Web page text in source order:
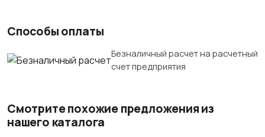
Способы оплаты
Безналичный расчет на расчетный
счет предприятия
Смотрите похожие предложения из
нашего каталога